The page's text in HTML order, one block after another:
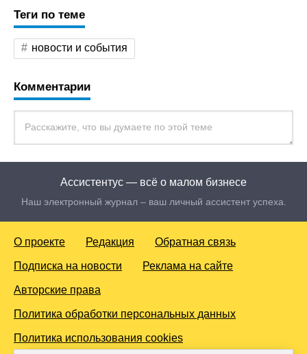
Теги по теме
новости и события
Комментарии
Ассистентус — всё о малом бизнесе
Наш электронный журнал – ваш личный ассистент успеха.
О проекте Редакция Обратная связь
Подписка на новости Реклама на сайте
Авторские права
Политика обработки персональных данных
Политика использования cookies